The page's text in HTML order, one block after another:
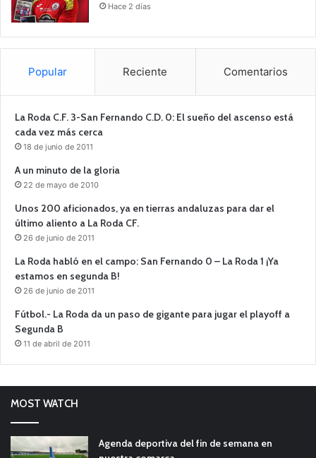
Hace 2 días
Popular Reciente Comentarios
La Roda C.F. 3-San Fernando C.D. 0: El sueño del ascenso está
cada vez más cerca
18 de junio de 2011
A un minuto de la gloria
22 de mayo de 2010
Unos 200 aficionados, ya en tierras andaluzas para dar el
último aliento a La Roda CF.
26 de junio de 2011
La Roda habló en el campo: San Fernando 0 – La Roda 1 ¡Ya
estamos en segunda B!
26 de junio de 2011
Fútbol.- La Roda da un paso de gigante para jugar el playoff a
Segunda B
11 de abril de 2011
MOST WATCH
Agenda deportiva del fin de semana en